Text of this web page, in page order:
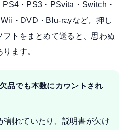
・PS3・PSvita・Switch・
・DVD・Blu-rayなど。押し
フトをまとめて送ると、思わぬ
ます。
品でも本数にカウントされ
割れていたり、説明書が欠け